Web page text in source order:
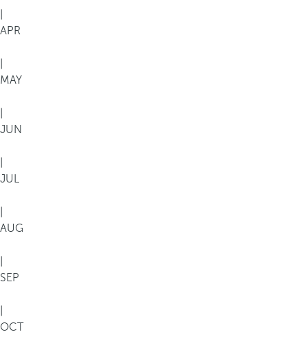
APR
MAY
JUN
JUL
AUG
SEP
OCT